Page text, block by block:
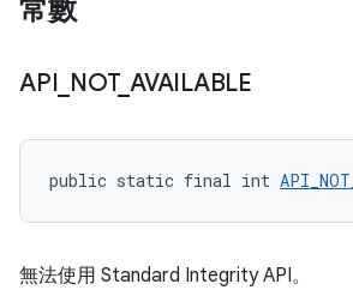
常數
API NOT_ AVAILABLE
public static final int
無法使用 Standard Integrity API。